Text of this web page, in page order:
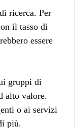
ricerca. Per
il tasso di
essere
gruppi di
alto valore.
o ai servizi
più.